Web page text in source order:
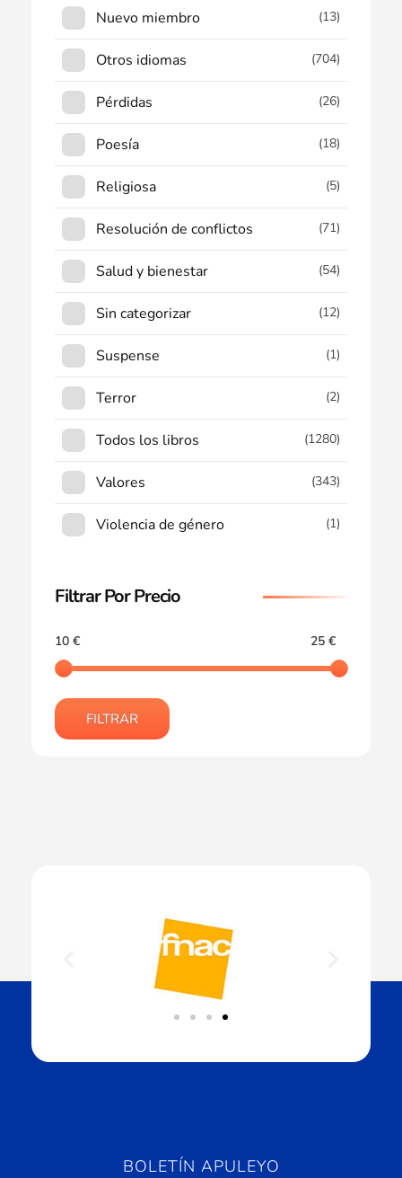
Nuevo miembro (13)
Otros idiomas (704)
Pérdidas (26)
Poesía (18)
Religiosa (5)
Resolución de conflictos (71)
Salud y bienestar (54)
Sin categorizar (12)
Suspense (1)
Terror (2)
Todos los libros (1280)
Valores (343)
Violencia de género (1)
Filtrar Por Precio
10 € 25 €
FILTRAR
BOLETÍN APULEYO